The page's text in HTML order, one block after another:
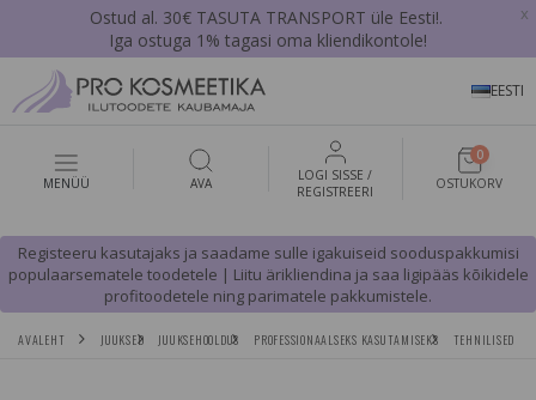
Ostud al. 30€ TASUTA TRANSPORT üle Eesti!.
Iga ostuga 1% tagasi oma kliendikontole!
x
EESTI
MENÜÜ AVA
LOGI SISSE /
REGISTREERI
0
OSTUKORV
Registeeru kasutajaks ja saadame sulle igakuiseid sooduspakkumisi
populaarsematele toodetele | Liitu ärikliendina ja saa ligipääs kõikidele
profitoodetele ning parimatele pakkumistele.
AVALEHT JUUKSED JUUKSEHOOLDUS PROFESSIONAALSEKS KASUTAMISEKS TEHNILISED